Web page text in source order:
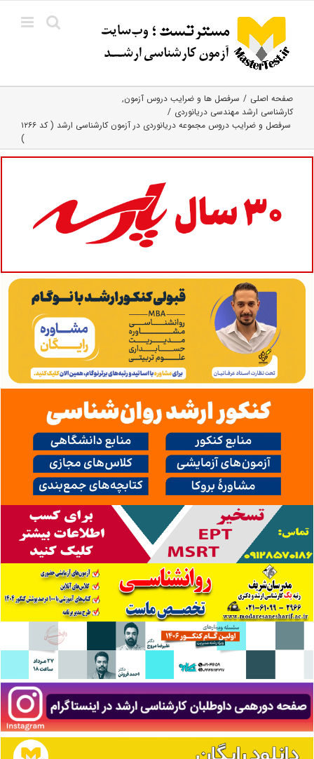
content
صفحه اصلی
سرفصل ها و ضرایب دروس آزمون
کارشناسی ارشد مهندسی دریانوردی
سرفصل و ضرایب دروس مجموعه دریانوردی در آزمون کارشناسی ارشد ( کد ۱۲۶۶
)